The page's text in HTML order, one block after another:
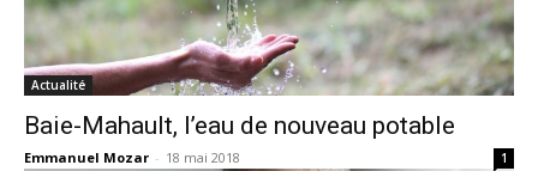
Actualité
Baie-Mahault, l’eau de nouveau potable
Emmanuel Mozar - 18 mai 2018 1